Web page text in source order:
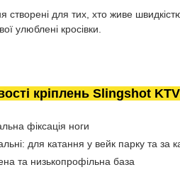
створені для тих, хто живе
улюблені кросівки.
кріплень Slingshot
фіксація ноги
для катання у вейк парку та за
та низькопрофільна база